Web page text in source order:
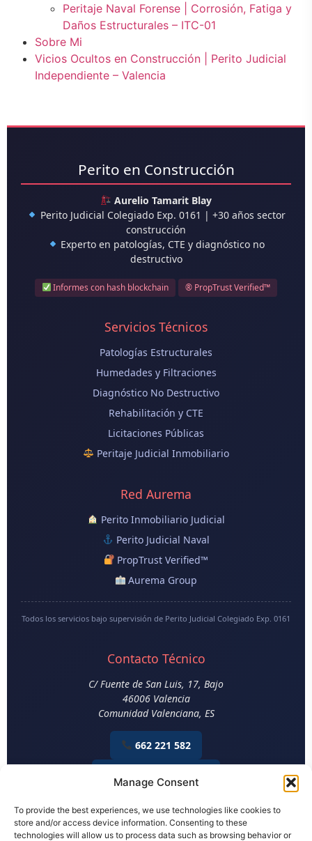
Manage Consent
To provide the best experiences, we use technologies like cookies to
store and/or access device information. Consenting to these
technologies will allow us to process data such as browsing behavior or
Peritaje Naval Forense | Corrosión, Fatiga y
Daños Estructurales – ITC-01
Sobre Mi
Vicios Ocultos en Construcción | Perito Judicial
Independiente – Valencia
Perito en Construcción
Aurelio Tamarit Blay
Perito Judicial Colegiado Exp. 0161 | +30 años sector
construcción
Experto en patologías, CTE y diagnóstico no
destructivo
Informes con hash blockchain ® PropTrust Verified™
Servicios Técnicos
Patologías Estructurales
Humedades y Filtraciones
Diagnóstico No Destructivo
Rehabilitación y CTE
Licitaciones Públicas
Peritaje Judicial Inmobiliario
Red Aurema
Perito Inmobiliario Judicial
Perito Judicial Naval
PropTrust Verified™
Aurema Group
Todos los servicios bajo supervisión de Perito Judicial Colegiado Exp. 0161
Contacto Técnico
C/ Fuente de San Luis, 17, Bajo
46006 Valencia
Comunidad Valenciana, ES
662 221 582
Aviso Legal| Política de Privacidad| Política de Cookies
© 2026 Perito en Construcción. Todos los derechos reservados.